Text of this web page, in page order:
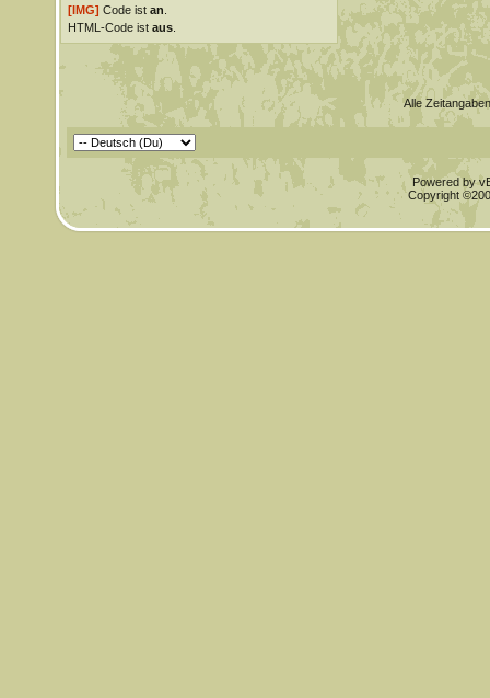
[IMG] Code ist an
HTML-Code ist aus.
Alle
Powered by
Copyright